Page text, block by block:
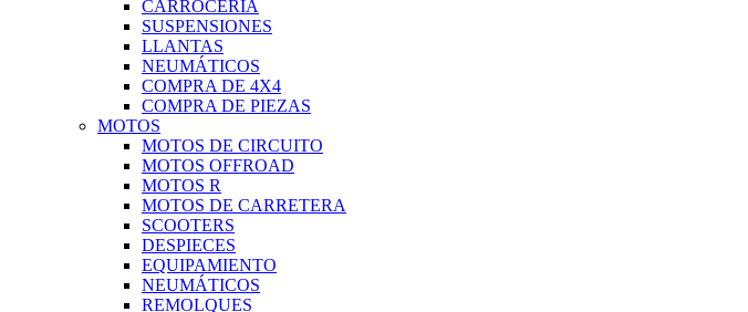
CARROCERÍA
SUSPENSIONES
LLANTAS
NEUMÁTICOS
COMPRA DE 4X4
COMPRA DE PIEZAS
MOTOS
MOTOS DE CIRCUITO
MOTOS OFFROAD
MOTOS R
MOTOS DE CARRETERA
SCOOTERS
DESPIECES
EQUIPAMIENTO
NEUMÁTICOS
REMOLQUES